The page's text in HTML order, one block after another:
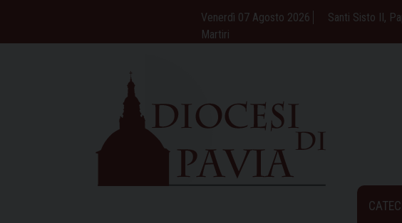
content
Venerdì 07 Agosto 2026
Santi Sisto II,
Martiri